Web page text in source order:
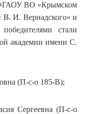
ФГАОУ ВО «Крымском
В. И. Вернадского» и
стали
академии имени С.
(П-с-о 185-В);
Сергеевна (П-с-о